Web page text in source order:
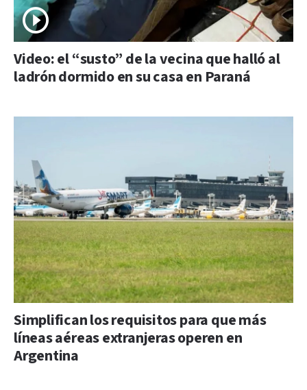
Video: el “susto” de la vecina que halló al
ladrón dormido en su casa en Paraná
Simplifican los requisitos para que más
líneas aéreas extranjeras operen en
Argentina